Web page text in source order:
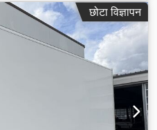
, टायर का आकार:245/70 R 17,5,
अन्य, सामने के टायर का आकार:
245/70 R 17,5, चालक केबिन:
एबीएस, टेल लिफ्ट, संपीड़ित वायु ब्रेक
छोटा विज्ञापन